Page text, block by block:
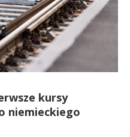
kursy
niemieckiego